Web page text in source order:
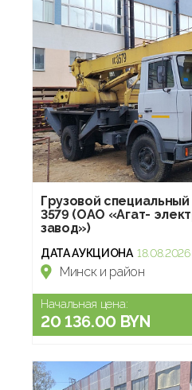
Грузовой специальный
3579 (ОАО «Агат-
завод»)
ДАТА АУКЦИОНА 18.08.2026
Минск и район
Начальная цена:
20 136.00 BYN